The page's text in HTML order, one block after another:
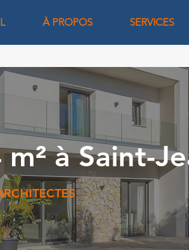
À PROPOS SERVICES
à Saint-